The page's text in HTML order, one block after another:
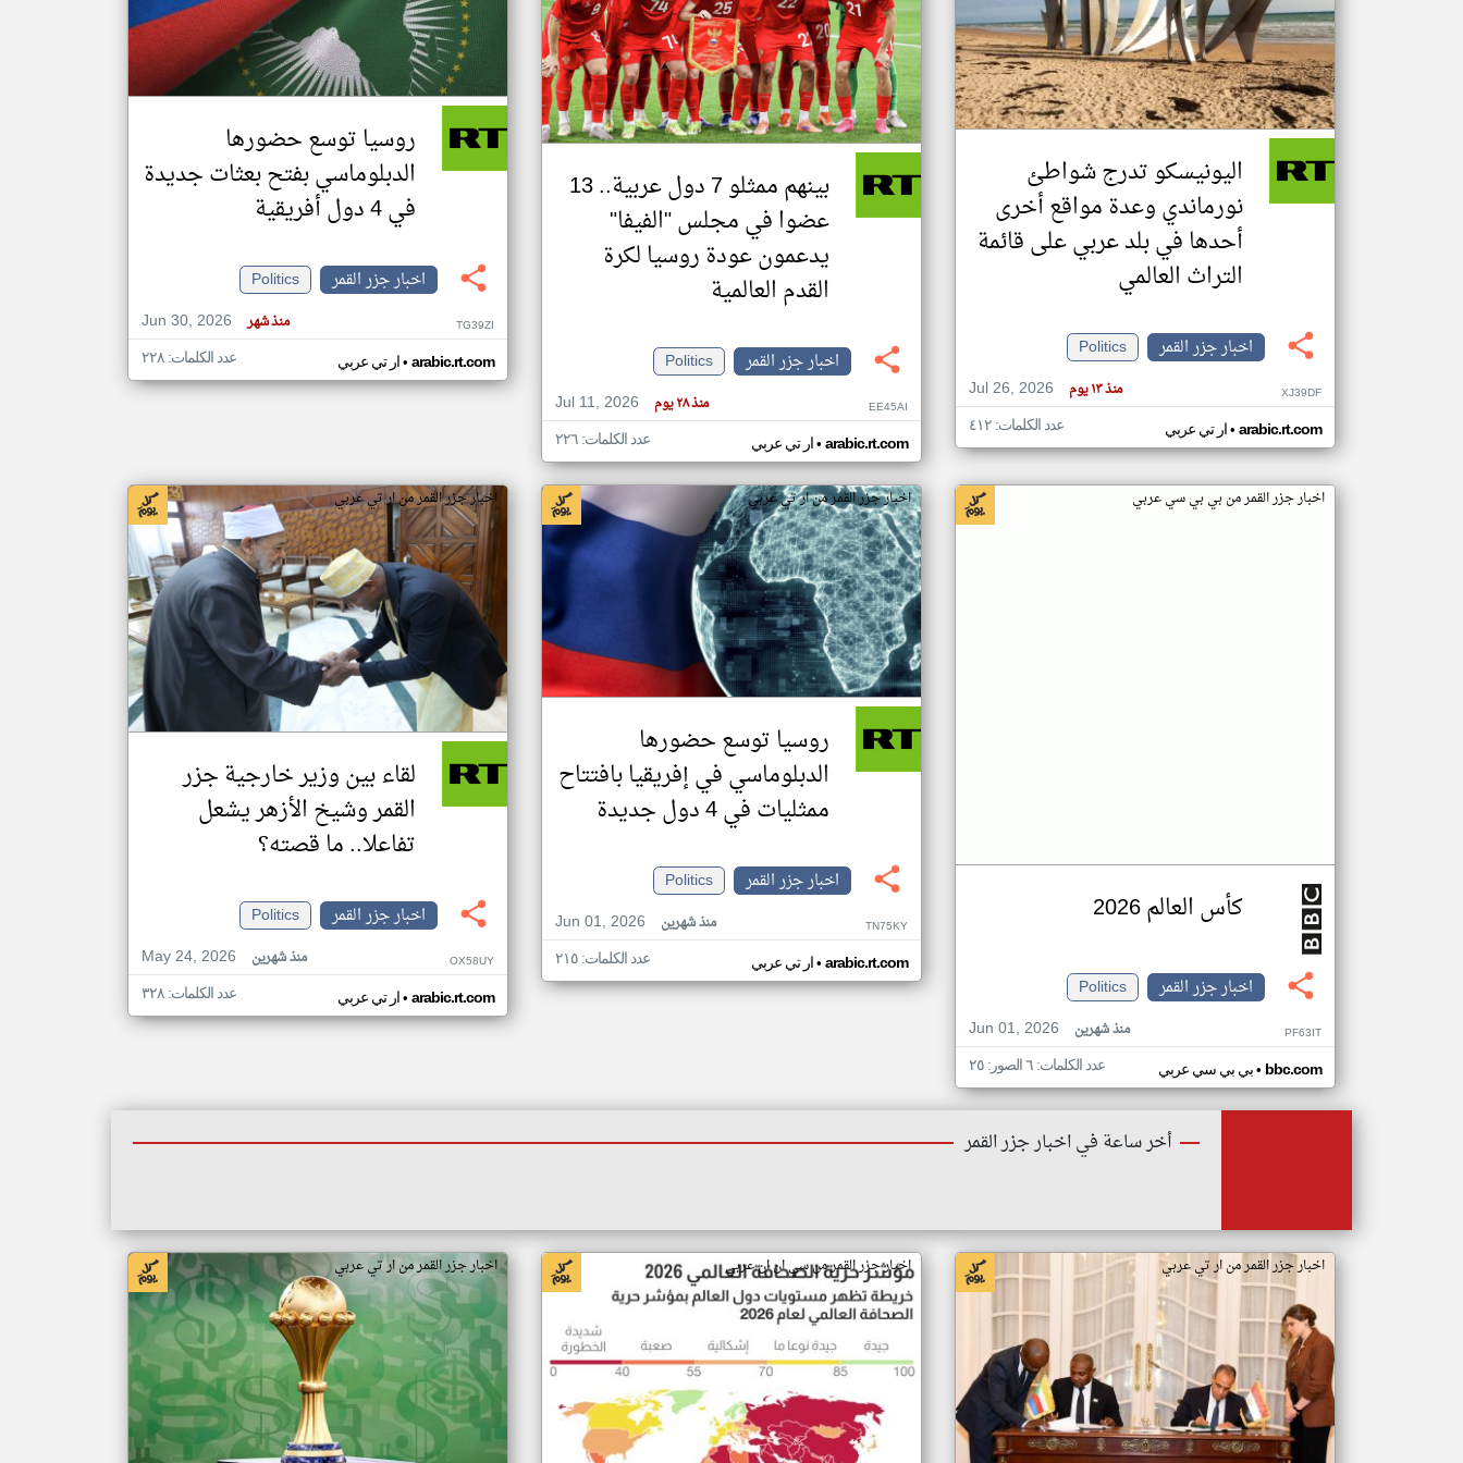
تغيير الدولة
اخبار جزر القمر على مدار الساعة
أهم اخبار جزر القمر العاجلة والمباشرة
اليونيسكو تدرج شواطئ
نورماندي وعدة مواقع أخرى
أحدها في بلد عربي على قائمة
التراث العالمي
اخبار جزر القمر
Politics
Jul 26, 2026
منذ ١٣ يوم XJ39DF
ار تي عربي• arabic.rt.com عدد الكلمات: ٤١٢
بينهم ممثلو 7 دول عربية.. 13
عضوا في مجلس "الفيفا"
يدعمون عودة روسيا لكرة
القدم العالمية
اخبار جزر القمر
Politics
Jul 11, 2026
منذ ٢٨ يوم EE45AI
ار تي عربي• arabic.rt.com عدد الكلمات: ٢٢٦
روسيا توسع حضورها
الدبلوماسي بفتح بعثات جديدة
في 4 دول أفريقية
اخبار جزر القمر
Politics
Jun 30, 2026
منذ شهر TG39ZI
ار تي عربي• arabic.rt.com عدد الكلمات: ٢٢٨
اخبار جزر القمر من بي بي سي عربي
كأس العالم 2026
اخبار جزر القمر
Politics
Jun 01, 2026
منذ شهرين PF63IT
بي بي سي عربي• bbc.com عدد الكلمات: ٦ الصور: ٢٥
اخبار جزر القمر من ار تي عربي
روسيا توسع حضورها
الدبلوماسي في إفريقيا بافتتاح
ممثليات في 4 دول جديدة
اخبار جزر القمر
Politics
Jun 01, 2026
منذ شهرين TN75KY
ار تي عربي• arabic.rt.com عدد الكلمات: ٢١٥
اخبار جزر القمر من ار تي عربي
لقاء بين وزير خارجية جزر
القمر وشيخ الأزهر يشعل
تفاعلا.. ما قصته؟
اخبار جزر القمر
Politics
May 24, 2026
منذ شهرين OX58UY
ار تي عربي• arabic.rt.com عدد الكلمات: ٣٢٨
أخر ساعة في اخبار جزر القمر
اخبار جزر القمر من ار تي عربي اخبار جزر القمر من سي ان ان عربي اخبار جزر القمر من ار تي عربي
klyoum.com